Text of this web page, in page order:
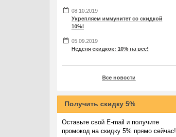
08.10.2019
Укрепляем иммунитет со скидкой
10%!
05.09.2019
Неделя скидкок: 10% на все!
Все новости
Получить скидку 5%
Оставьте свой E-mail и получите
промокод на скидку 5% прямо сейчас!